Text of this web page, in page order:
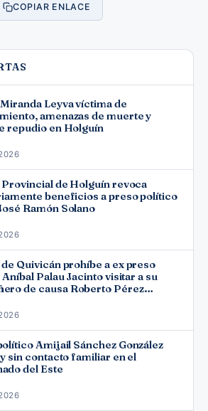
COPIAR ENLACE
Leyva víctima de
amenazas de muerte y
repudio en Holguín
de Holguín revoca
beneficios a preso político
Ramón Solano
Quivicán prohíbe a ex preso
Palau Jacinto visitar a su
de causa Roberto Pérez
Amijail Sánchez González
sin contacto familiar en el
del Este